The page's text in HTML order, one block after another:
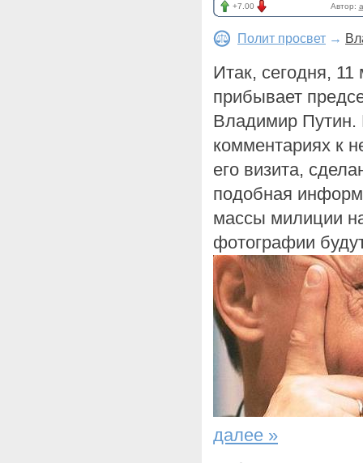
+7.00 Автор:
Полит просвет →
Итак, сегодня, 11
прибывает
Владимир Путин.
комментариях к
его визита,
подобная
массы милиции
фотографии
далее »